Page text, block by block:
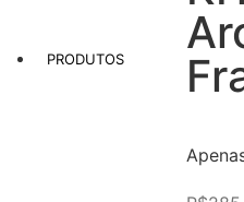
PRODUTOS